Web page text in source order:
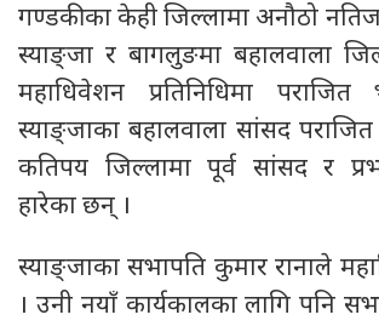
गण्डकीका केही जिल्लामा अनौठो
स्याङ्जा र बागलुङमा बहालवाला
महाधिवेशन प्रतिनिधिमा
स्याङ्जाका बहालवाला सांसद
कतिपय जिल्लामा पूर्व सांसद र
हारेका छन् ।
स्याङ्जाका सभापति कुमार रानाले
। उनी नयाँ कार्यकालका लागि पनि